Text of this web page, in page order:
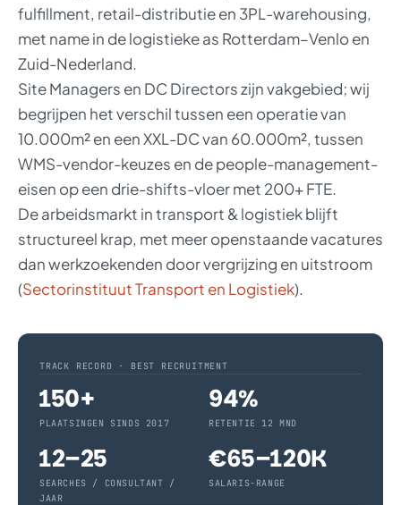
fulfillment, retail-distributie en 3PL-warehousing,
met name in de logistieke as Rotterdam–Venlo en
Zuid-Nederland.
Site Managers en DC Directors zijn vakgebied; wij
begrijpen het verschil tussen een operatie van
10.000m² en een XXL-DC van 60.000m², tussen
WMS-vendor-keuzes en de people-management-
eisen op een drie-shifts-vloer met 200+ FTE.
De arbeidsmarkt in transport & logistiek blijft
structureel krap, met meer openstaande vacatures
dan werkzoekenden door vergrijzing en uitstroom
(Sectorinstituut Transport en Logistiek).
TRACK RECORD · BEST RECRUITMENT
150+
PLAATSINGEN SINDS 2017
94%
RETENTIE 12 MND
12–25
SEARCHES / CONSULTANT /
JAAR
€65–120K
SALARIS-RANGE